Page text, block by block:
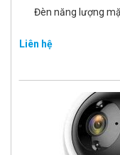
Đèn năng lượng
Liên hệ